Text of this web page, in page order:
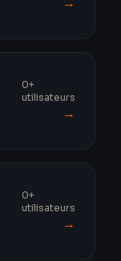
0+
utilisateurs
→
0+
utilisateurs
→